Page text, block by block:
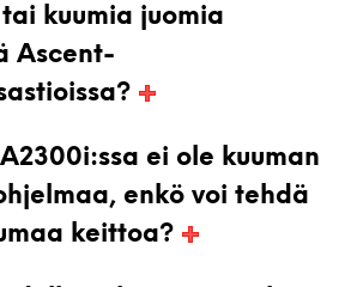
kuumia juomia
Ascent-
ei ole kuuman
enkö voi tehdä
keittoa?